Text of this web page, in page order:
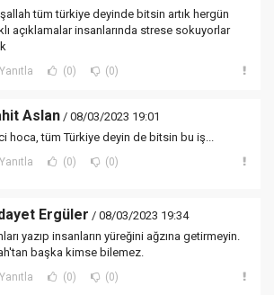
tüm türkiye deyinde bitsin artık hergün
açıklamalar insanlarında strese sokuyorlar
Yanıtla (0) (0)
Aslan / 08/03/2023 19:01
hoca, tüm Türkiye deyin de bitsin bu iş...
Yanıtla (0) (0)
Ergüler / 08/03/2023 19:34
yazıp insanların yüreğini ağzına getirmeyin.
başka kimse bilemez.
Yanıtla (0) (0)